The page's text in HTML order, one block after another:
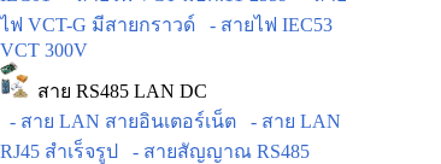
ไฟ VCT-G มีสายกราวด์
- สายไฟ IEC53
VCT 300V
สาย RS485 LAN DC
- สาย LAN สายอินเตอร์เน็ต
- สาย LAN
RJ45 สำเร็จรูป
- สายสัญญาณ RS485